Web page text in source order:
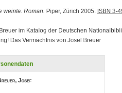
weinte. Roman. Piper, Zürich 2005. ISBN 3-
im Katalog der Deutschen
Das Vermächtnis von Josef Breuer
Josef